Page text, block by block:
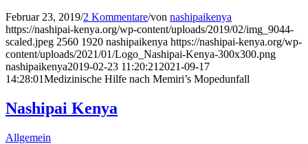
Februar 23, 2019/2 Kommentare/von nashipaikenya
https://nashipai-kenya.org/wp-content/uploads/2019/02/img_9044-
scaled.jpeg 2560 1920 nashipaikenya https://nashipai-kenya.org/wp-
content/uploads/2021/01/Logo_Nashipai-Kenya-300x300.png
nashipaikenya2019-02-23 11:20:21 2021-09-17
14:28:01Medizinische Hilfe nach Memiri’s Mopedunfall
Nashipai Kenya
Allgemein